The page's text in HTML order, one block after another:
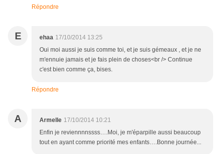
Répondre
E ehaa 17/10/2014 13:25
Oui moi aussi je suis comme toi, et je suis gémeaux , et je ne
m'ennuie jamais et je fais plein de choses<br /> Continue
c'est bien comme ça, bises.
Répondre
A Armelle 17/10/2014 10:21
Enfin je reviennnnssss….Moi, je m'éparpille aussi beaucoup
tout en ayant comme priorité mes enfants….Bonne journée...